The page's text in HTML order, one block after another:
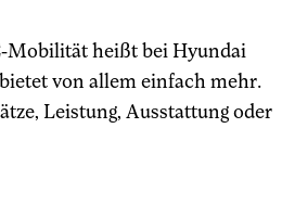
Mobilität heißt bei Hyundai
von allem einfach mehr.
Leistung, Ausstattung oder